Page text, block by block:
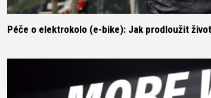
E-BIKE
TOUR
HORSKÁ KOLA
ENDURO
XC
Péče o elektrokolo (e-bike): Jak prodloužit